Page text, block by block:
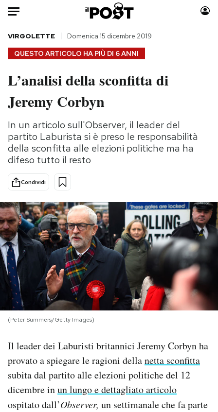
Auto
HOME
Italia
Politica
Tecnologia
Internet
Scienza
Cultura
Economia
Moda
Storie/Idee
Ok Boomer!
Media
PODCAST
NEWSLETTER
I MIEI PREFERITI
CALENDARIO
AREA PERSONALE
QUESTO ARTICOLO HA PIÙ DI 6 ANNI
VIRGOLETTE Domenica 15 dicembre 2019
L’analisi della sconfitta di
Jeremy Corbyn
In un articolo sull'Observer, il leader del
partito Laburista si è preso le responsabilità
della sconfitta alle elezioni politiche ma ha
difeso tutto il resto
Condividi
(Peter Summers/Getty Images)
Il leader dei Laburisti britannici Jeremy Corbyn ha
provato a spiegare le ragioni dellanetta sconfitta
subita dal partito alle elezioni politiche del 12
dicembre inun lungo e dettagliato articolo
ospitato dall’Observer, un settimanale che fa parte